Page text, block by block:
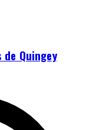
Quingey